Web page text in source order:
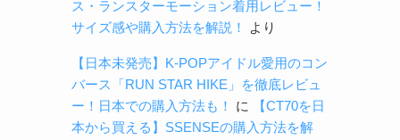
ス・ランスターモーション着用レビュー！
サイズ感や購入方法を解説！
より
【日本未発売】K-POPアイドル愛用のコン
バース「RUN STAR HIKE」を徹底レビュ
ー！日本での購入方法も！
に
【CT70を日
本から買える】SSENSEの購入方法を解